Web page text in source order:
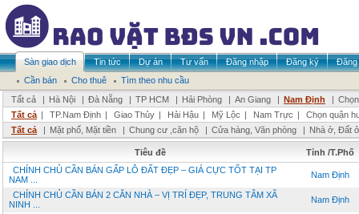
Sàn giao dịch Tin tức Dự án Tư vấn Đăng nhập Đăng ký
Đăng
Cần bán
Cho thuê
Tìm theo nhu cầu
Tất cả
| Hà Nội | Đà Nẵng | TP HCM | Hải Phòng | An Giang | Nam Định |
Tất cả | TP.Nam Định | Giao Thủy | Hải Hậu | Mỹ Lộc | Nam Trực |
Chọn quận
Tất cả
| Mặt phố, Mặt tiền | Chung cư ,căn hộ | Cửa hàng, Văn phòng | Nhà ở, Đất ở
Tiêu đề
Tỉnh /T.Phố
CHÍNH CHỦ CẦN BÁN GẤP LÔ ĐẤT ĐẸP – GIÁ CỰC TỐT TẠI TP
NAM ...
Nam Định
CHÍNH CHỦ CẦN BÁN 2 CĂN NHÀ – VỊ TRÍ ĐẸP, TRUNG TÂM XÃ
NINH ...
Nam Định